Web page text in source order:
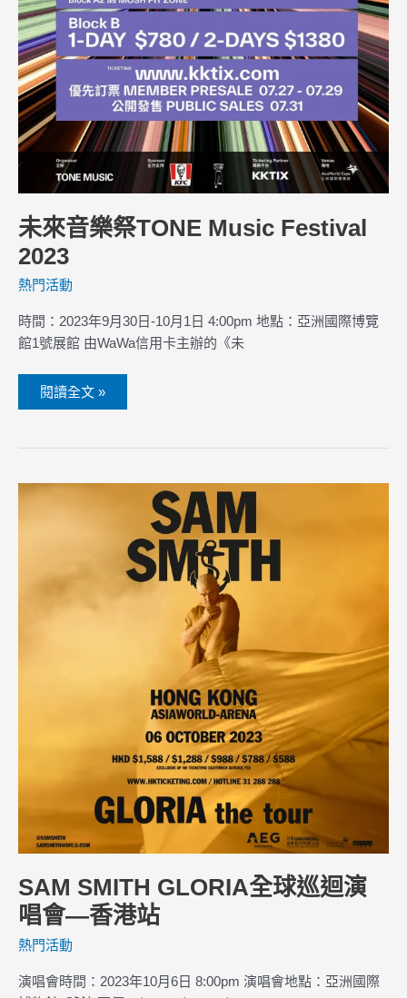
未來音樂祭TONE Music Festival
2023
熱門活動
時間：2023年9月30日-10月1日 4:00pm 地點：亞洲國際博覽
館1號展館 由WaWa信用卡主辦的《未
閱讀全文 »
SAM SMITH GLORIA全球巡迴演
唱會—香港站
熱門活動
演唱會時間：2023年10月6日 8:00pm 演唱會地點：亞洲國際
SAM